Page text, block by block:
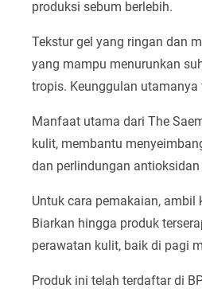
produksi sebum berlebih.
Tekstur gel yang ringan dan
yang mampu menurunkan
tropis. Keunggulan
Manfaat utama dari The
kulit, membantu
dan perlindungan
Untuk cara pemakaian,
Biarkan hingga produk
perawatan kulit, baik di pagi
Produk ini telah terdaftar di